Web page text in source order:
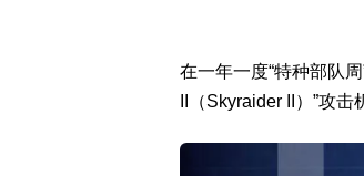
在一年一度“特种部队
II（Skyraider II）”攻击